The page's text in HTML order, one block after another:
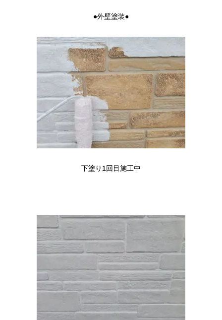
●外壁塗装●
下塗り1回目施工中